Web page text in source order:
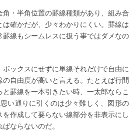
・半角位置の罫線種類があり、組み合
確かだが、少々わかりにくい。罫線は
線もシームレスに扱う事ではダメなの
ックスにせずに単線それだけで自由に
自由度が高いと言える。たとえば行間
罫線を一本引きたい時、一太郎ならこ
い通りに引くのは少々難しく、図形の
作成して要らない線部分を非表示にし
ならないのだ。